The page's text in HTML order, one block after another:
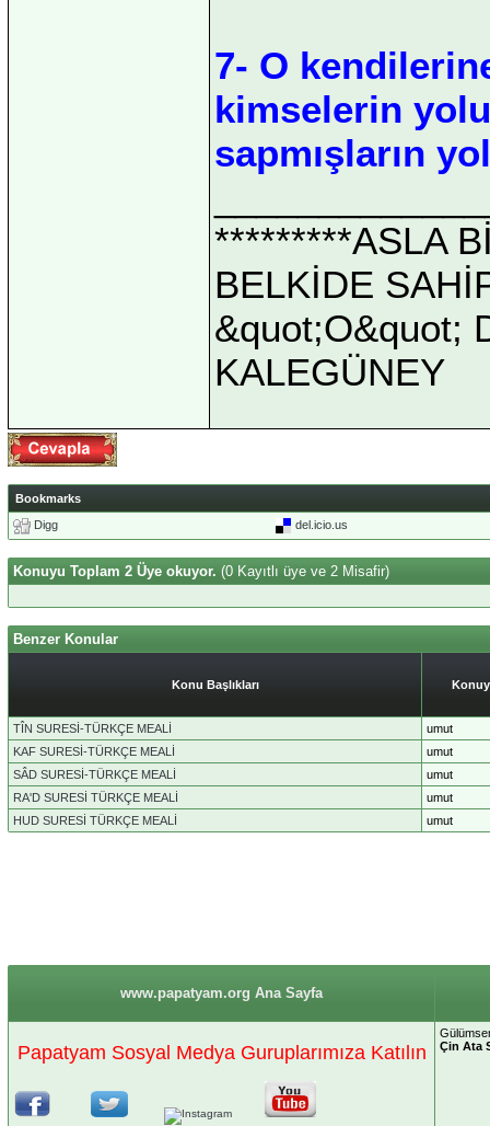
7- O
kimselerin
sapmışların
*********ASLA
BELKİDE
&quot;O&quot;
KALEGÜNEY
Bookmarks
Digg
del.icio.us
Konuyu Toplam 2 Üye okuyor. (0 Kayıtlı üye ve 2 Misafir)
Benzer Konular
Konu Başlıkları
TÎN SURESİ-TÜRKÇE MEALİ
umut
KAF SURESİ-TÜRKÇE MEALİ
umut
SÂD SURESİ-TÜRKÇE MEALİ
umut
RA'D SURESİ TÜRKÇE MEALİ
umut
HUD SURESİ TÜRKÇE MEALİ
umut
www.papatyam.org Ana Sayfa
Papatyam Sosyal Medya Guruplarımıza Katılın
Çin Ata